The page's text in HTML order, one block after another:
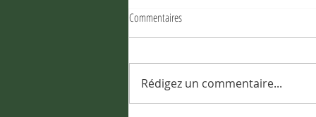
Olivia Gazalé, Le mythe de la virilité
Commentaires
Rédigez un commentaire...